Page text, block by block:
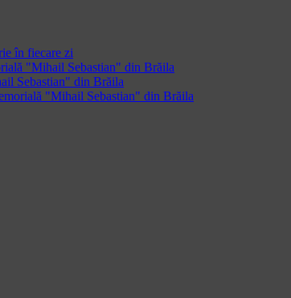
în fiecare zi
"Mihail Sebastian" din Brăila
Sebastian" din Brăila
"Mihail Sebastian" din Brăila